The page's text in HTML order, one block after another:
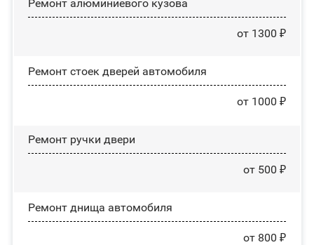
Ремонт алюминиевого кузова
от 1300 ₽
Ремонт стоек дверей автомобиля
от 1000 ₽
Ремонт ручки двери
от 500 ₽
Ремонт днища автомобиля
от 800 ₽